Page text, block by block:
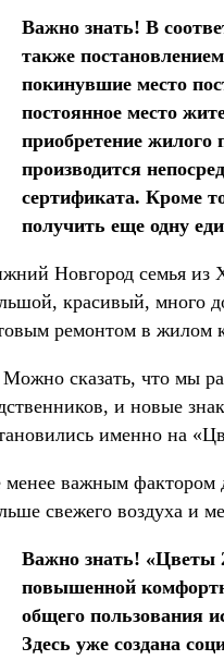
Важно знать! В
также
покинувшие место
постоянное место
приобретение
производится
сертификата. Кроме
получить еще одну
Новгород семья из
красивый, много
ремонтом в жилом
сказать, что мы
и новые
именно на
важным фактором
свежего воздуха и
Важно знать! «Цветы
повышенной
общего пользования
Здесь уже создана